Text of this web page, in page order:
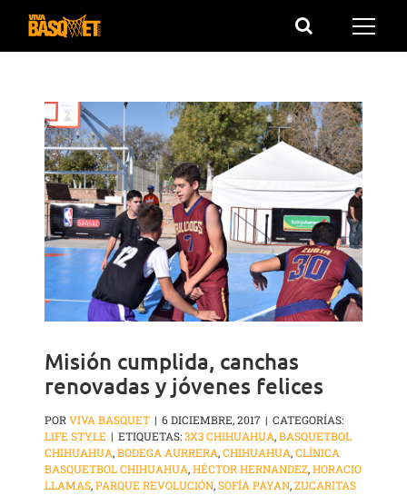
Saltar
Misión cumplida, canchas
renovadas y jóvenes felices
PORVIVA BASQUET | 6 DICIEMBRE, 2017 | CATEGORÍAS:
LIFE STYLE | ETIQUETAS:3X3 CHIHUAHUA,BASQUETBOL
CHIHUAHUA,BODEGA AURRERA,CHIHUAHUA,CLÍNICA
BASQUETBOL CHIHUAHUA,HÉCTOR HERNANDEZ,HORACIO
LLAMAS,PARQUE REVOLUCIÓN,SOFÍA PAYAN,ZUCARITAS